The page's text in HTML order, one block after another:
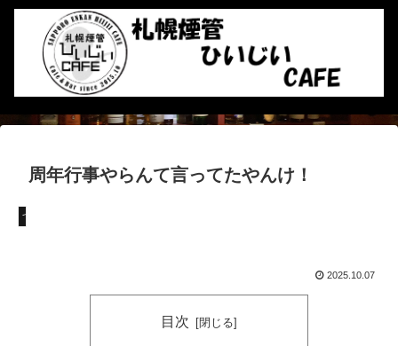
周年行事やらんて言ってたやんけ！
つぶやき
2025.10.07
目次